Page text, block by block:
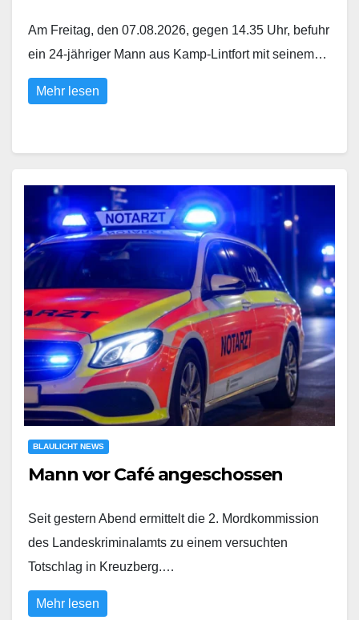
Am Freitag, den 07.08.2026, gegen 14.35 Uhr, befuhr
ein 24-jähriger Mann aus Kamp-Lintfort mit seinem…
Mehr lesen
BLAULICHT NEWS
Mann vor Café angeschossen
Seit gestern Abend ermittelt die 2. Mordkommission
des Landeskriminalamts zu einem versuchten
Totschlag in Kreuzberg.…
Mehr lesen